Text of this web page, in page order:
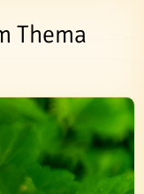
Thema